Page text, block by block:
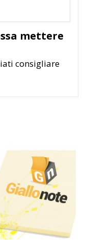
mettere
consigliare